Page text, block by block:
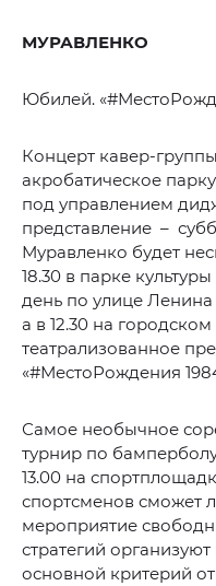
МУРАВЛЕНКО
Юбилей.
Концерт кавер-
акробатическое
под управлением
представление –
Муравленко будет
18.30 в парке
день по улице
а в 12.30 на
театрализованное
«#МестоРождения
Самое необычное
турнир по
13.00 на
спортсменов сможет
мероприятие
стратегий
основной критерий